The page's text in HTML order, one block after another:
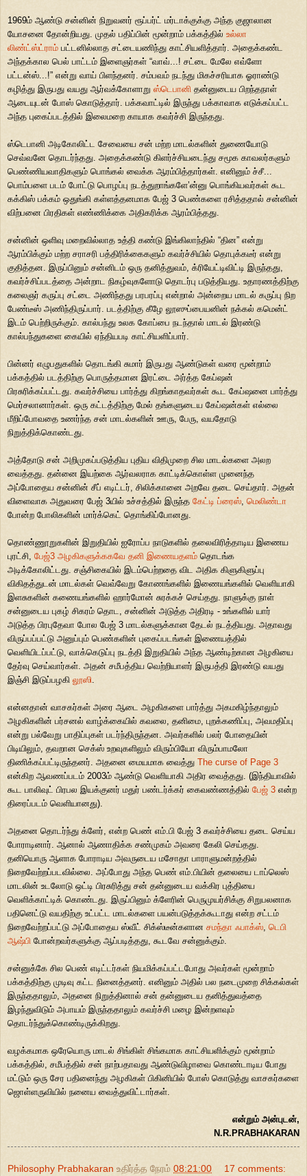
1969ம் ஆண்டு சன்னின் நிறுவனர் ரூப்பர்ட் மர்டாக்குக்கு அந்த குஜாலான
யோசனை தோன்றியது. முதல் பதிப்பின் மூன்றாம் பக்கத்தில் உல்லா
லிண்ட்ஸ்ட்ராம் பட்டனில்லாத சட்டையணிந்து காட்சியளித்தார். அதைக்கண்ட
அந்தக்கால பெல் பாட்டம் இளைஞர்கள் “வாவ்...! சட்டை மேலே எவ்ளோ
பட்டன்ஸ்...!” என்று வாய் பிளந்தனர். சம்பவம் நடந்து மிகச்சரியாக ஓராண்டு
கழித்து இருபது வயது ஆர்வக்கோளாறு ஸ்டெபானி தன்னுடைய பிறந்தநாள்
ஆடையுடன் போஸ் கொடுத்தார். பக்கவாட்டில் இருந்து பக்காவாக எடுக்கப்பட்ட
அந்த புகைப்படத்தில் இலைமறை காயாக கவர்ச்சி இருந்தது.
ஸ்டெபானி அடிகோலிட்ட சேவையை சன் மற்ற மாடல்களின் துணையோடு
செவ்வனே தொடர்ந்தது. அதைக்கண்டு கிளர்ச்சியடைந்து சமூக காவலர்களும்
பெண்ணியவாதிகளும் பொங்கல் வைக்க ஆரம்பித்தார்கள். எனினும் ச்சீ...
பொம்பளை படம் போட்டு பொழப்பு நடத்துறாங்களே’ன்னு பொங்கியவர்கள் கூட
கக்கிஸ் பக்கம் ஒதுங்கி கள்ளத்தனமாக பேஜ் 3 பெண்களை ரசித்ததால் சன்னின்
விற்பனை பிரதிகள் எண்ணிக்கை அதிகரிக்க ஆரம்பித்தது.
சன்னின் ஒளிவு மறைவில்லாத உத்தி கண்டு இங்கிலாந்தில் “தின” என்று
ஆரம்பிக்கும் மற்ற சராசரி பத்திரிக்கைகளும் கவர்ச்சியில் தொபுக்கடீர் என்று
குதித்தன. இருப்பினும் சன்னிடம் ஒரு தனித்துவம், க்ரியேட்டிவிட்டி இருந்தது,
கவர்ச்சிப்படத்தை அன்றாட நிகழ்வுகளோடு தொடர்பு படுத்தியது. உதாரணத்திற்கு
கலைஞர் கருப்பு சட்டை அணிந்தது பரபரப்பு என்றால் அன்றைய மாடல் கருப்பு நிற
பேண்டீஸ் அணிந்திருப்பார். படத்திற்கு கீழே லூஸுப்பையனின் நக்கல் கமென்ட்
இடம் பெற்றிருக்கும். கால்பந்து உலக கோப்பை நடந்தால் மாடல் இரண்டு
கால்பந்துகளை கையில் ஏந்தியபடி காட்சியளிப்பார்.
பின்னர் எழுபதுகளில் தொடங்கி சுமார் இருபது ஆண்டுகள் வரை மூன்றாம்
பக்கத்தில் படத்திற்கு பொருத்தமான இரட்டை அர்த்த கேப்ஷன்
பிரசுரிக்கப்பட்டது. கவர்ச்சியை பார்த்து கிறங்காதவர்கள் கூட கேப்ஷனை பார்த்து
மெர்சலானார்கள். ஒரு கட்டத்திற்கு மேல் தங்களுடைய கேப்ஷன்கள் எல்லை
மீறிப்போவதை உணர்ந்த சன் மாடல்களின் ஊரு, பேரு, வயதோடு
நிறுத்திக்கொண்டது.
அத்தோடு சன் அறிமுகப்படுத்திய புதிய விதிமுறை சில மாடல்களை அலற
வைத்தது. தன்னை இயற்கை ஆர்வலராக காட்டிக்கொள்ள முனைந்த
அப்போதைய சன்னின் சீப் எடிட்டர், சிலிக்கானை அறவே தடை செய்தார். அதன்
விளைவாக அதுவரை பேஜ் 3யில் உச்சத்தில் இருந்த கேட்டி ப்ரைஸ் மெலிண்டா
போன்ற போலிகளின் மார்க்கெட் தொங்கிப்போனது.
தொண்ணூறுகளின் இறுதியில் ஐரோப்ப நாடுகளில் தலைவிரித்தாடிய இணைய
புரட்சி, பேஜ்3 அழகிகளுக்ககவே தனி இணையதளம் தொடங்க
அடிக்கோலிட்டது. சஞ்சிகையில் இடம்பெற்றதை விட அதிக கிளுகிளுப்பு
விகிதத்துடன் மாடல்கள் வெவ்வேறு கோணங்களில் இணையங்களில் வெளியாகி
இளசுகளின் கணையங்களில் ஹார்மோன் சுரக்கச் செய்தது. நாளுக்கு நாள்
சன்னுடைய புகழ் சிகரம் தொட, சன்னின் அடுத்த அதிரடி - உங்களில் யார்
அடுத்த பிரபுதேவா போல பேஜ் 3 மாடல்களுக்கான தேடல் நடத்தியது. அதாவது
விருப்பப்பட்டு அனுப்பும் பெண்களின் புகைப்படங்கள் இணையத்தில்
வெளியிடப்பட்டு, வாக்கெடுப்பு நடத்தி இறுதியில் அந்த ஆண்டிற்கான அழகியை
தேர்வு செய்வார்கள். அதன் சமீபத்திய வெற்றியாளர் இருபத்தி இரண்டு வயது
இஞ்சி இடுப்பழகி லூஸி
என்னதான் வாசகர்கள் அரை ஆடை அழகிகளை பார்த்து அகமகிழ்ந்தாலும்
அழகிகளின் பர்சனல் வாழ்க்கையில் கவலை, தனிமை, புறக்கணிப்பு, அவமதிப்பு
என்று பல்வேறு பாதிப்புகள் படர்ந்திருந்தன. அவர்களில் பலர் போதையின்
பிடியிலும், தவறான செக்ஸ் உறவுகளிலும் விரும்பியோ விரும்பாமலோ
திணிக்கப்பட்டிருந்தனர். அதனை மையமாக வைத்து The curse of Page 3
என்கிற ஆவணப்படம் 2003ம் ஆண்டு வெளியாகி அதிர வைத்தது. (இந்தியாவில்
கூட பாலிவுட் பிரபல இயக்குனர் மதுர் பண்டர்க்கர் கைவண்ணத்தில் பேஜ் 3 என்ற
திரைப்படம் வெளியானது).
அதனை தொடர்ந்து க்ளேர், என்ற பெண் எம்.பி பேஜ் 3 கவர்ச்சியை தடை செய்ய
போராடினார். ஆனால் ஆணாதிக்க சண்முகம் அவரை கேலி செய்தது.
தனியொரு ஆளாக போராடிய அவருடைய மசோதா பாராளுமன்றத்தில்
நிறைவேற்றப்படவில்லை. அப்போது அந்த பெண் எம்.பியின் தலையை டாப்லெஸ்
மாடலின் உடலோடு ஒட்டி பிரசுரித்து சன் தன்னுடைய வக்கிர புத்தியை
வெளிக்காட்டிக் கொண்டது. இருப்பினும் க்ளேரின் பெருமுயர்சிக்கு சிறுபலனாக
பதினெட்டு வயதிற்கு உட்பட்ட மாடல்களை பயன்படுத்தக்கூடாது என்ற சட்டம்
நிறைவேற்றப்பட்டு அப்போதைய ஸ்வீட் சிக்ஸ்டீன்களான சமந்தா ஃபாக்ஸ் டெபி
ஆஷ்பி போன்றவர்களுக்கு ஆப்படித்தது, கூடவே சன்னுக்கும்.
சன்னுக்கே சில பெண் எடிட்டர்கள் நியமிக்கப்பட்டபோது அவர்கள் மூன்றாம்
பக்கத்திற்கு முடிவு கட்ட நினைத்தனர். எனினும் அதில் பல நடைமுறை சிக்கல்கள்
இருந்ததாலும், அதனை நிறுத்தினால் சன் தன்னுடைய தனித்துவத்தை
இழந்துவிடும் அபாயம் இருந்ததாலும் கவர்ச்சி மழை இன்றளவும்
தொடர்ந்துக்கொண்டிருக்கிறது.
வழக்கமாக ஒரேயொரு மாடல் சிங்கிள் சிங்கமாக காட்சியளிக்கும் மூன்றாம்
பக்கத்தில், சமீபத்தில் சன் நாற்பதாவது ஆண்டுவிழாவை கொண்டாடிய போது
மட்டும் ஒரு சேர பதினைந்து அழகிகள் பிகினியில் போஸ் கொடுத்து வாசகர்களை
ஜொள்ளருவியில் நனைய வைத்துவிட்டார்கள்.
என்றும் அன்புடன்,
N.R.PRABHAKARAN
Philosophy Prabhakaran உதிர்த்த நேரம் 08:21:00 17 comments: